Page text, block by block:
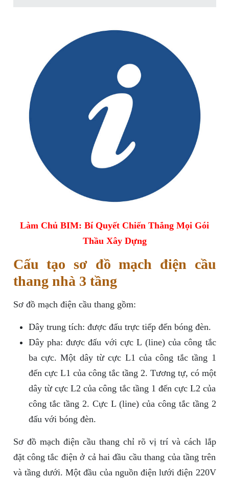
Làm Chủ BIM: Bí Quyết Chiến Thắng Mọi Gói
Thầu Xây Dựng
Cấu tạo sơ đồ mạch điện cầu
thang nhà 3 tầng
Sơ đồ mạch điện cầu thang gồm:
Dây trung tích: được đấu trực tiếp đến bóng đèn.
Dây pha: được đấu với cực L (line) của công tắc
ba cực. Một dây từ cực L1 của công tắc tầng 1
đến cực L1 của công tắc tầng 2. Tương tự, có một
dây từ cực L2 của công tắc tầng 1 đến cực L2 của
công tắc tầng 2. Cực L (line) của công tắc tầng 2
đấu với bóng đèn.
Sơ đồ mạch điện cầu thang chỉ rõ vị trí và cách lắp
đặt công tắc điện ở cả hai đầu cầu thang của tầng trên
và tầng dưới. Một đầu của nguồn điện lưới điện 220V